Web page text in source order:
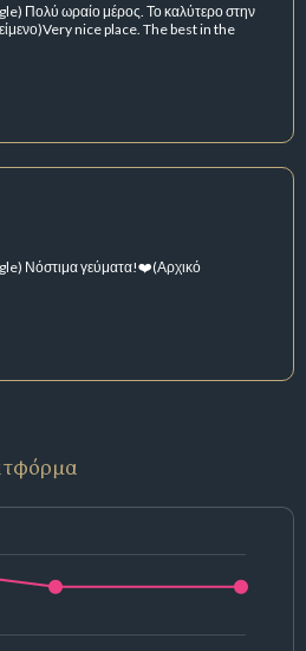
Πολύ ωραίο μέρος. Το καλύτερο στην
nice place. The best in the
Νόστιμα γεύματα!❤️(Αρχικό